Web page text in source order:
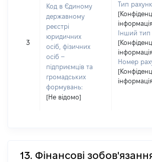
3
Код в Єдиному
державному
реєстрі
юридичних
осіб, фізичних
осіб –
підприємців та
громадських
формувань:
[Не відомо]
Тип
Інший тип
Номер
13. Фінансові